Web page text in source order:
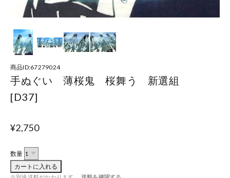
商品ID:67279024
手ぬぐい 薄桜鬼 桜舞う 新選組
[D37]
¥2,750
数量
カートに入れる